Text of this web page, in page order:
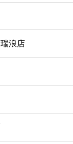
浪店